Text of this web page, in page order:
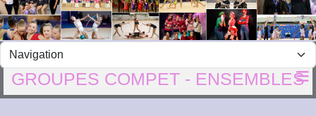
GROUPES COMPET - ENSEMBLES